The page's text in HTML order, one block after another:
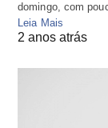
domingo, com
Leia Mais
2 anos atrás